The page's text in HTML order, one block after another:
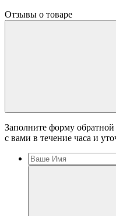
Отзывы о товаре
Заполните форму
с вами в течение часа и